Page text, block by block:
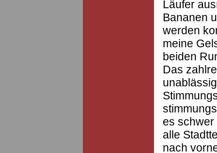
Läufer
Bananen
werden
meine
beiden
Das
es
alle
nach